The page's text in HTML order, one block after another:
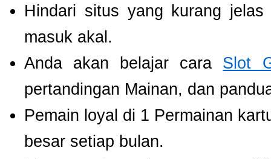
Hindari situs yang kurang
masuk akal.
Anda akan belajar cara Slot
pertandingan Mainan, dan
Pemain loyal di 1 Permainan
besar setiap bulan.